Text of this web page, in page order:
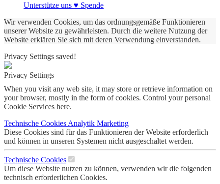
Unterstütze uns ♥ Spende
Wir verwenden Cookies, um das ordnungsgemäße Funktionieren
unserer Website zu gewährleisten. Durch die weitere Nutzung der
Website erklären Sie sich mit deren Verwendung einverstanden.
Privacy Settings saved!
Privacy Settings
When you visit any web site, it may store or retrieve information on
your browser, mostly in the form of cookies. Control your personal
Cookie Services here.
Technische CookiesAnalytik Marketing
Diese Cookies sind für das Funktionieren der Website erforderlich
und können in unseren Systemen nicht ausgeschaltet werden.
Technische Cookies
Um diese Website nutzen zu können, verwenden wir die folgenden
technisch erforderlichen Cookies.